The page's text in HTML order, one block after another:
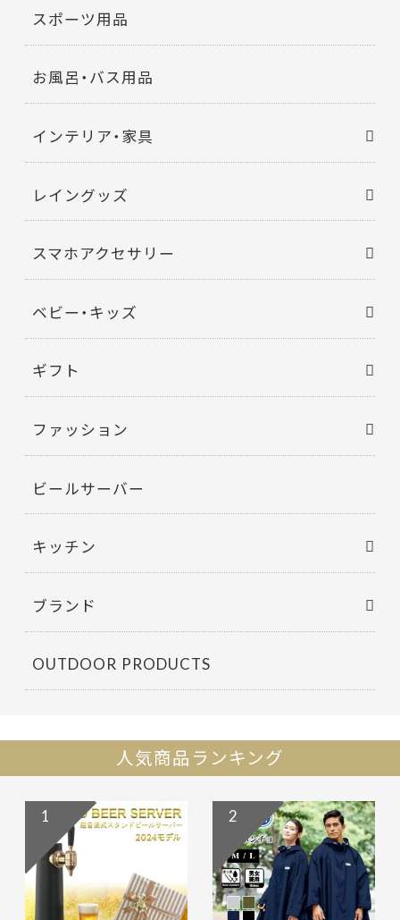
スポーツ用品
お風呂・バス用品
インテリア・家具
レイングッズ
スマホアクセサリー
ベビー・キッズ
ギフト
ファッション
ビールサーバー
キッチン
ブランド
OUTDOOR PRODUCTS
人気商品ランキング
1 2